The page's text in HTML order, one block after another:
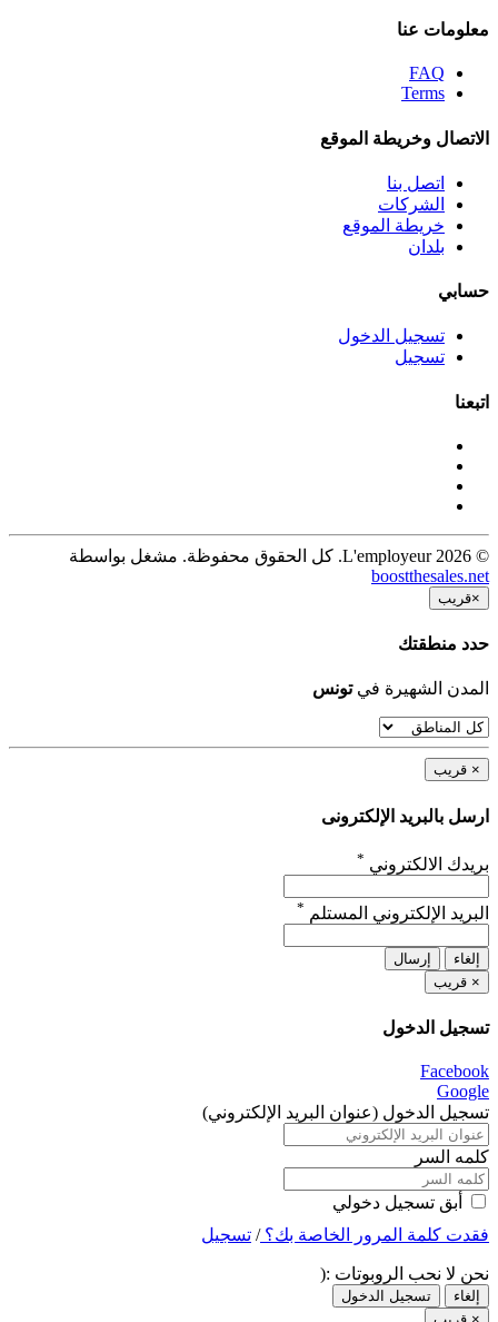
معلومات عنا
FAQ
Terms
الاتصال وخريطة الموقع
اتصل بنا
الشركات
خريطة الموقع
بلدان
حسابي
تسجيل الدخول
تسجيل
اتبعنا
© 2026 L'employeur. كل الحقوق محفوظة. مشغل بواسطة
boostthesales.net
×قريب
حدد منطقتك
المدن الشهيرة فيتونس
× قريب
ارسل بالبريد الإلكترونى
بريدك الالكتروني *
البريد الإلكتروني المستلم *
إلغاء
إرسال
× قريب
تسجيل الدخول
Facebook
Google
تسجيل الدخول (عنوان البريد الإلكتروني)
كلمه السر
أبق تسجيل دخولي
فقدت كلمة المرور الخاصة بك؟/ تسجيل
نحن لا نحب الروبوتات :(
إلغاء
تسجيل الدخول